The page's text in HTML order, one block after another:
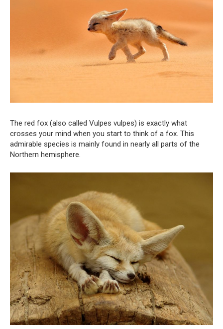
The red fox (also called Vulpes vulpes) is exactly what
crosses your mind when you start to think of a fox. This
admirable species is mainly found in nearly all parts of the
Northern hemisphere.